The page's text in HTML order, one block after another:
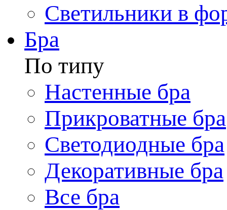
Светильники в
Бра
По типу
Настенные бра
Прикроватные бра
Светодиодные бра
Декоративные бра
Все бра